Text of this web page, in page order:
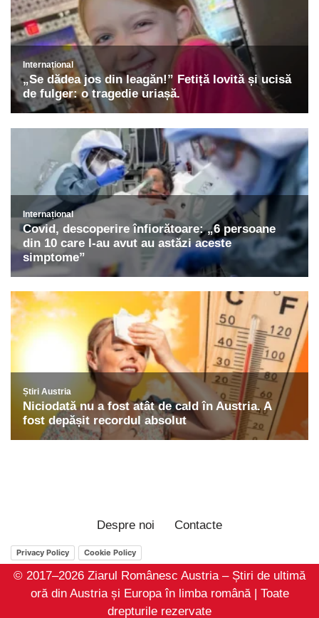
Despre noi Contacte
Privacy Policy Cookie Policy
© 2017–2026 Ziarul Românesc Austria – Știri de ultimă
oră din Austria și Europa în limba română | Toate
drepturile rezervate